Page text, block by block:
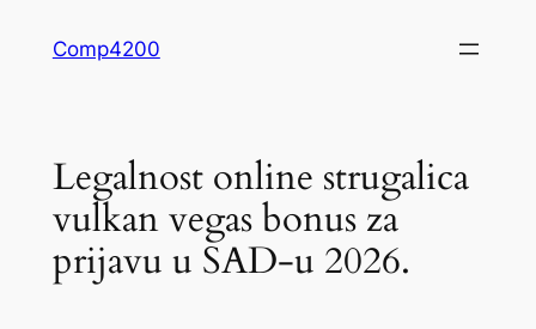
Comp4200
Legalnost online strugalica
vulkan vegas bonus za
prijavu u SAD-u 2026.